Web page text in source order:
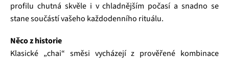
profilu chutná skvěle i v chladnějším počasí a snadno se
stane součástí vašeho každodenního rituálu.
Něco z historie
Klasické „chai“ směsi vycházejí z prověřené kombinace